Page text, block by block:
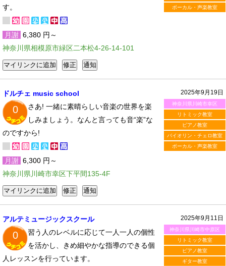
ボーカル・声楽教室
す。
月謝 6,380 円～
神奈川県相模原市緑区二本松4-26-14-101
2025年9月19日
神奈川県川崎市幸区
リトミック教室
ピアノ教室
バイオリン・チェロ教室
ボーカル・声楽教室
ドルチェ music school
0
さあ! 一緒に素晴らしい音楽の世界を楽
しみましょう。なんと言っても音“楽”な
のですから!
月謝 6,300 円～
神奈川県川崎市幸区下平間135-4F
2025年9月11日
神奈川県川崎市中原区
リトミック教室
ピアノ教室
ギター教室
アルテミュージックスクール
0
習う人のレベルに応じて一人一人の個性
を活かし、きめ細やかな指導のできる個
人レッスンを行っています。